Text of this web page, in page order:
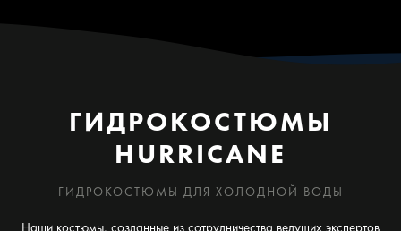
ГИДРОКОСТЮМЫ
HURRICANE
ГИДРОКОСТЮМЫ ДЛЯ ХОЛОДНОЙ ВОДЫ
Наши костюмы, созданные из сотрудничества ведущих экспертов